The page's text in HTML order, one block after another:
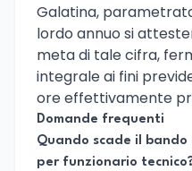
Galatina,
lordo annuo si
meta di tale cifra,
integrale ai fini
ore effettivamente
Domande frequenti
Quando scade il
per funzionario